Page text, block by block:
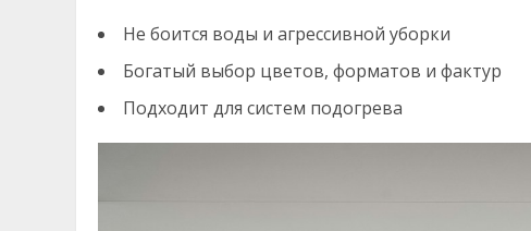
Не боится воды и агрессивной уборки
Богатый выбор цветов, форматов и фактур
Подходит для систем подогрева